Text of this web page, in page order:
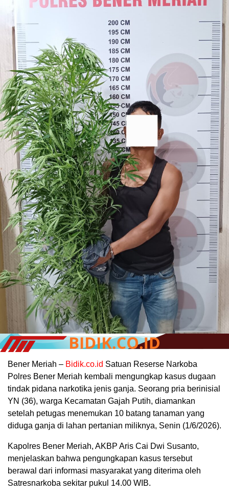
Bener Meriah – Bidik.co.id Satuan Reserse Narkoba
Polres Bener Meriah kembali mengungkap kasus dugaan
tindak pidana narkotika jenis ganja. Seorang pria berinisial
YN (36), warga Kecamatan Gajah Putih, diamankan
setelah petugas menemukan 10 batang tanaman yang
diduga ganja di lahan pertanian miliknya, Senin (1/6/2026).
Kapolres Bener Meriah, AKBP Aris Cai Dwi Susanto,
menjelaskan bahwa pengungkapan kasus tersebut
berawal dari informasi masyarakat yang diterima oleh
Satresnarkoba sekitar pukul 14.00 WIB.